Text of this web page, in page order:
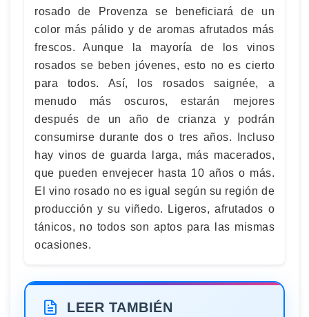
rosado de Provenza se beneficiará de un
color más pálido y de aromas afrutados más
frescos. Aunque la mayoría de los vinos
rosados ​​se beben jóvenes, esto no es cierto
para todos. Así, los rosados ​​saignée, a
menudo más oscuros, estarán mejores
después de un año de crianza y podrán
consumirse durante dos o tres años. Incluso
hay vinos de guarda larga, más macerados,
que pueden envejecer hasta 10 años o más.
El vino rosado no es igual según su región de
producción y su viñedo. Ligeros, afrutados o
tánicos, no todos son aptos para las mismas
ocasiones.
LEER TAMBIÉN